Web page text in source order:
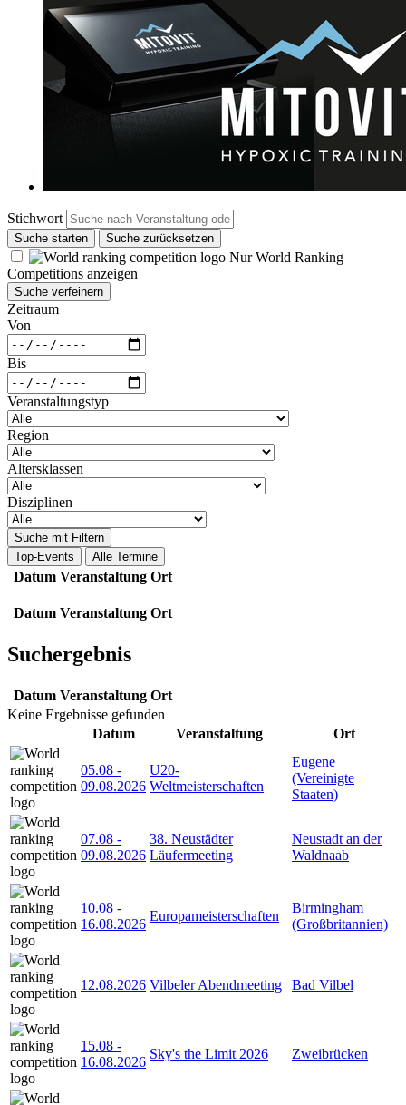
Stichwort
Suche starten Suche zurücksetzen
Nur World Ranking
Competitions anzeigen
Suche verfeinern
Zeitraum
Von
Bis
Veranstaltungstyp
Region
Altersklassen
Disziplinen
Suche mit Filtern
Top-Events
Alle Termine
Datum Veranstaltung Ort
Datum Veranstaltung Ort
Suchergebnis
Datum Veranstaltung Ort
Keine Ergebnisse gefunden
Datum
Veranstaltung Ort
05.08 -
09.08.2026
U20-
Weltmeisterschaften
Eugene
(Vereinigte
Staaten)
07.08 -
09.08.2026
38. Neustädter
Läufermeeting
Neustadt an der
Waldnaab
10.08 -
16.08.2026
Europameisterschaften
Birmingham
(Großbritannien)
12.08.2026 Vilbeler Abendmeeting Bad Vilbel
15.08 -
16.08.2026
Sky's the Limit 2026 Zweibrücken